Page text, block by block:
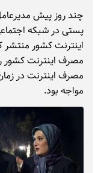
چند روز پیش
پستی در شبکه
مصرف اینترنت کشور
مصرف اینترنت در
مواجه بود.